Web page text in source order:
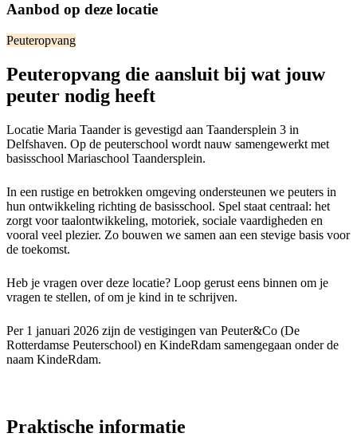
Aanbod op deze locatie
Peuteropvang
Peuteropvang die aansluit bij wat jouw
peuter nodig heeft
Locatie Maria Taander is gevestigd aan Taandersplein 3 in
Delfshaven. Op de peuterschool wordt nauw samengewerkt met
basisschool Mariaschool Taandersplein.
In een rustige en betrokken omgeving ondersteunen we peuters in
hun ontwikkeling richting de basisschool. Spel staat centraal: het
zorgt voor taalontwikkeling, motoriek, sociale vaardigheden en
vooral veel plezier. Zo bouwen we samen aan een stevige basis voor
de toekomst.
Heb je vragen over deze locatie? Loop gerust eens binnen om je
vragen te stellen, of om je kind in te schrijven.
Per 1 januari 2026 zijn de vestigingen van Peuter&Co (De
Rotterdamse Peuterschool) en KindeRdam samengegaan onder de
naam KindeRdam.
Praktische informatie